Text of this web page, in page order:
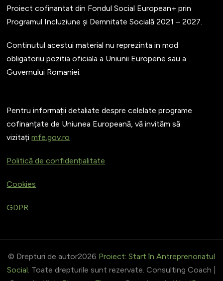
Proiect cofinantat din Fondul Social European+ prin
Programul Incluziune și Demnitate Socială 2021 – 2027.
Continutul acestui material nu reprezinta in mod
obligatoriu pozitia oficiala a Uniunii Europene sau a
Guvernului Romaniei.
Pentru informații detaliate despre celelate programe
cofinanțate de Uniunea Europeană, vă invităm să
vizitațimfe.gov.ro
Politică de confidențialitate
Cookies
GDPR
© Drepturi de autor2026 Proiect: Start în Antreprenoriatul
Social. Toate drepturile sunt rezervate. Consulting Coach |